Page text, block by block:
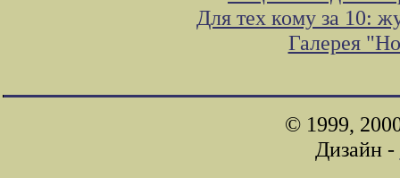
Для тех кому за 10:
Галерея
© 1999,
Дизайн -